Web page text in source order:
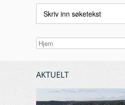
AKTUELT